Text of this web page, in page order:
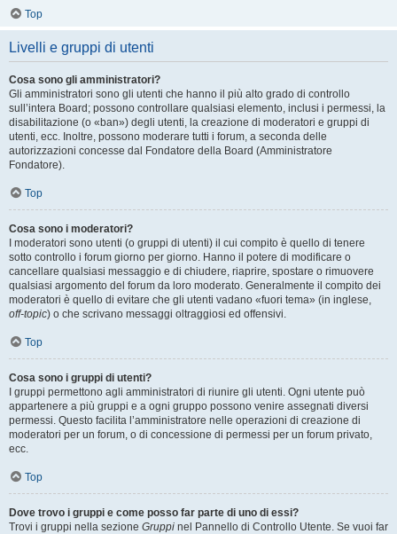
Top
Livelli e gruppi di utenti
Cosa sono gli amministratori?
Gli amministratori sono gli utenti che hanno il più alto grado di controllo
sull’intera Board; possono controllare qualsiasi elemento, inclusi i permessi, la
disabilitazione (o «ban») degli utenti, la creazione di moderatori e gruppi di
utenti, ecc. Inoltre, possono moderare tutti i forum, a seconda delle
autorizzazioni concesse dal Fondatore della Board (Amministratore
Fondatore).
Top
Cosa sono i moderatori?
I moderatori sono utenti (o gruppi di utenti) il cui compito è quello di tenere
sotto controllo i forum giorno per giorno. Hanno il potere di modificare o
cancellare qualsiasi messaggio e di chiudere, riaprire, spostare o rimuovere
qualsiasi argomento del forum da loro moderato. Generalmente il compito dei
moderatori è quello di evitare che gli utenti vadano «fuori tema» (in inglese,
off-topic) o che scrivano messaggi oltraggiosi ed offensivi.
Top
Cosa sono i gruppi di utenti?
I gruppi permettono agli amministratori di riunire gli utenti. Ogni utente può
appartenere a più gruppi e a ogni gruppo possono venire assegnati diversi
permessi. Questo facilita l’amministratore nelle operazioni di creazione di
moderatori per un forum, o di concessione di permessi per un forum privato,
ecc.
Top
Dove trovo i gruppi e come posso far parte di uno di essi?
Trovi i gruppi nella sezione Gruppi nel Pannello di Controllo Utente. Se vuoi far